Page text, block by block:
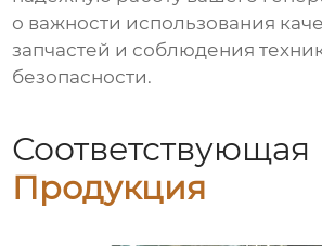
о важности использования
запчастей и соблюдения
безопасности.
Соответствующая
Продукция